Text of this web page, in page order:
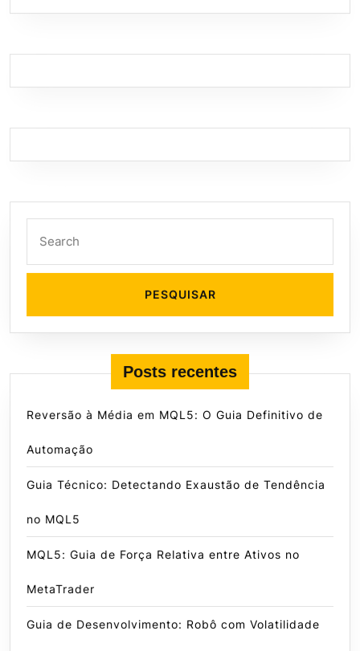
Posts recentes
Reversão à Média em MQL5: O Guia Definitivo de
Automação
Guia Técnico: Detectando Exaustão de Tendência
no MQL5
MQL5: Guia de Força Relativa entre Ativos no
MetaTrader
Guia de Desenvolvimento: Robô com Volatilidade